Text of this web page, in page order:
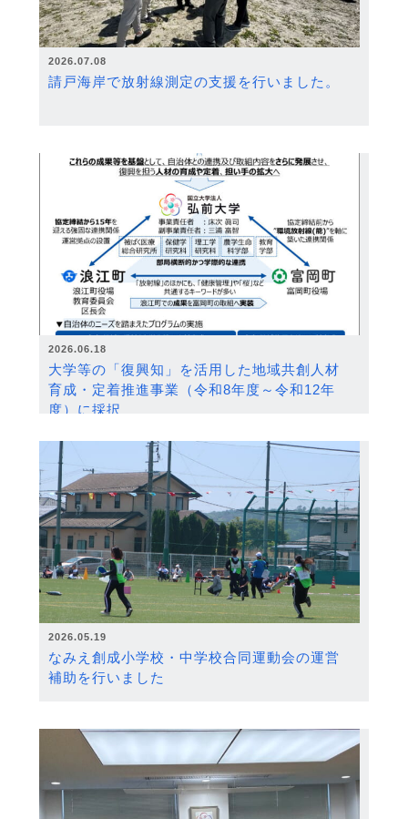
2026.07.08
請戸海岸で放射線測定の支援を行いました。
2026.06.18
大学等の「復興知」を活用した地域共創人材
育成・定着推進事業（令和8年度～令和12年
度）に採択
2026.05.19
なみえ創成小学校・中学校合同運動会の運営
補助を行いました